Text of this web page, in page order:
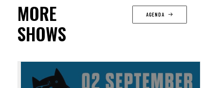
MORE
SHOWS
AGENDA